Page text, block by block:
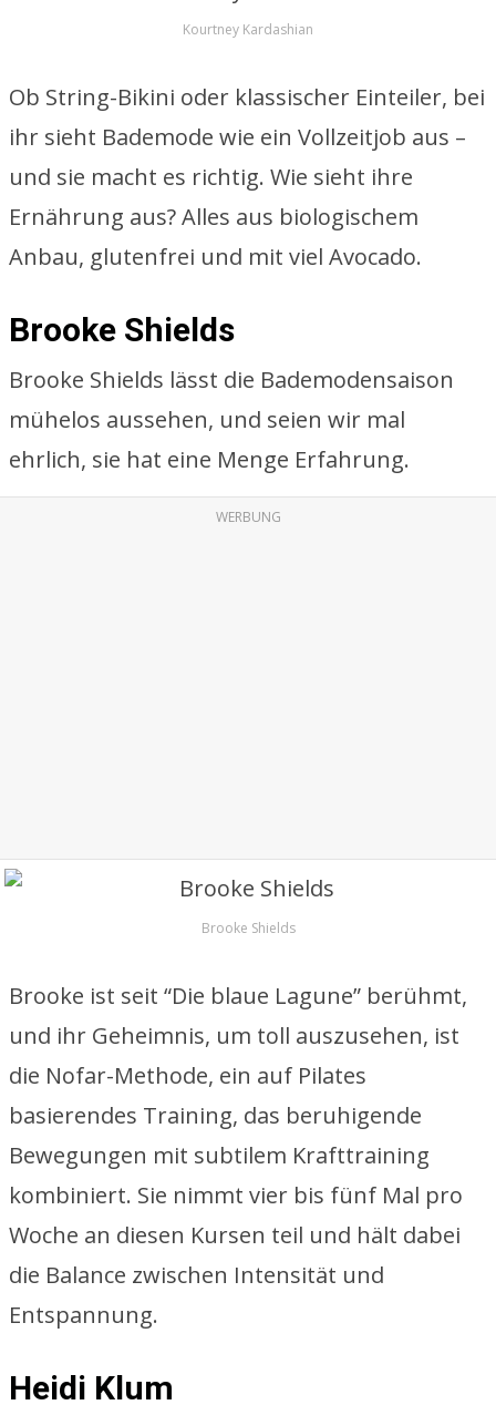
Kourtney Kardashian
Ob String-Bikini oder klassischer Einteiler, bei
ihr sieht Bademode wie ein Vollzeitjob aus –
und sie macht es richtig. Wie sieht ihre
Ernährung aus? Alles aus biologischem
Anbau, glutenfrei und mit viel Avocado.
Brooke Shields
Brooke Shields lässt die Bademodensaison
mühelos aussehen, und seien wir mal
ehrlich, sie hat eine Menge Erfahrung.
WERBUNG
Brooke Shields
Brooke ist seit “Die blaue Lagune” berühmt,
und ihr Geheimnis, um toll auszusehen, ist
die Nofar-Methode, ein auf Pilates
basierendes Training, das beruhigende
Bewegungen mit subtilem Krafttraining
kombiniert. Sie nimmt vier bis fünf Mal pro
Woche an diesen Kursen teil und hält dabei
die Balance zwischen Intensität und
Entspannung.
Heidi Klum